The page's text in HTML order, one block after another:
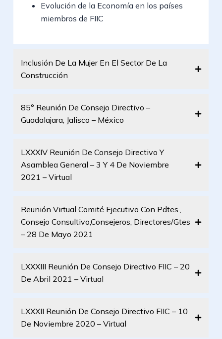
Evolución de la Economía en los países
miembros de FIIC
Inclusión De La Mujer En El Sector De La
Construcción
85° Reunión De Consejo Directivo –
Guadalajara, Jalisco – México
LXXXIV Reunión De Consejo Directivo Y
Asamblea General – 3 Y 4 De Noviembre
2021 – Virtual
Reunión Virtual Comité Ejecutivo Con Pdtes.,
Consejo Consultivo,Consejeros, Directores/Gtes
– 28 De Mayo 2021
LXXXIII Reunión De Consejo Directivo FIIC – 20
De Abril 2021 – Virtual
LXXXII Reunión De Consejo Directivo FIIC – 10
De Noviembre 2020 – Virtual